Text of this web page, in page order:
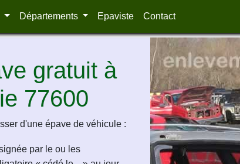
Départements Epaviste Contact
gratuit à
77600
d'une épave de véhicule :
par le ou les